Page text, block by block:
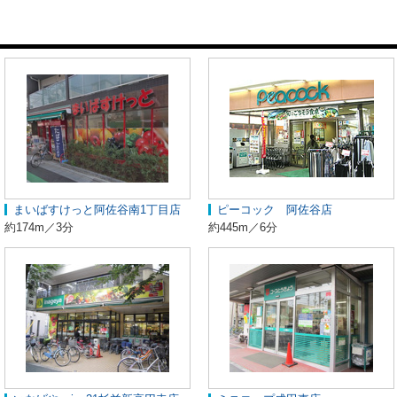
まいばすけっと阿佐谷南1丁目店
約174m／3分
ピーコック 阿佐谷店
約445m／6分